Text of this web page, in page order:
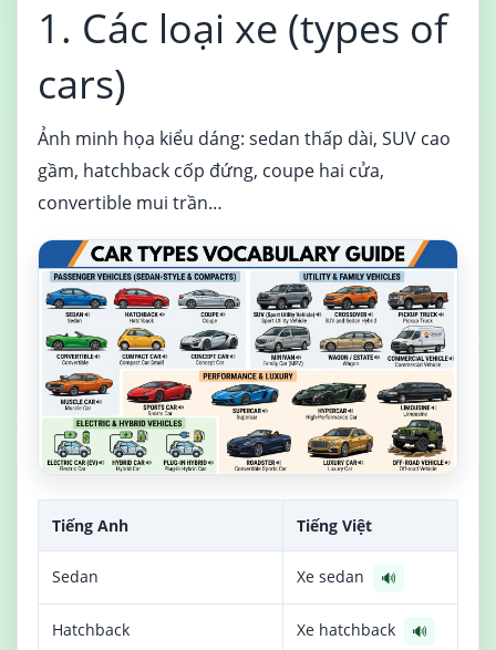
1. Các loại xe (types of
cars)
Ảnh minh họa kiểu dáng: sedan thấp dài, SUV cao
gầm, hatchback cốp đứng, coupe hai cửa,
convertible mui trần…
Tiếng Anh Tiếng Việt
Sedan Xe sedan 🔊
Hatchback Xe hatchback 🔊